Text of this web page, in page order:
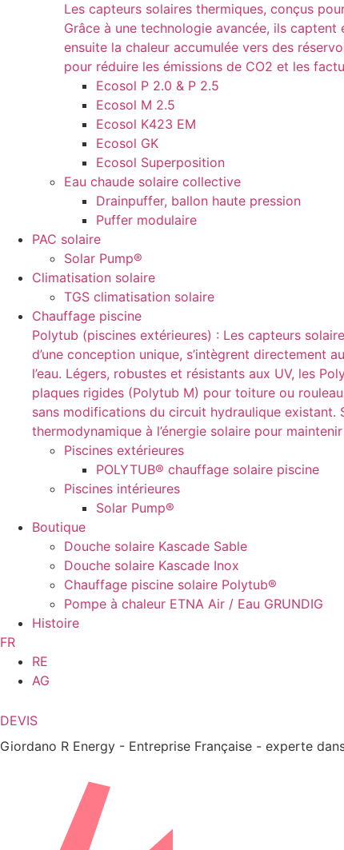
Les capteurs solaires thermiques, conçus
Grâce à une technologie avancée, ils
ensuite la chaleur accumulée vers des
pour réduire les émissions de CO2 et les
Ecosol P 2.0 & P 2.5
Ecosol M 2.5
Ecosol K423 EM
Ecosol GK
Ecosol Superposition
Eau chaude solaire collective
Drainpuffer, ballon haute pression
Puffer modulaire
PAC solaire
Solar Pump®
Climatisation solaire
TGS climatisation solaire
Chauffage piscine
Polytub (piscines extérieures) : Les capteurs
d’une conception unique, s’intègrent directement
l’eau. Légers, robustes et résistants aux UV, les
plaques rigides (Polytub M) pour toiture ou
sans modifications du circuit hydraulique existant.
thermodynamique à l’énergie solaire pour
Piscines extérieures
POLYTUB® chauffage solaire piscine
Piscines intérieures
Solar Pump®
Boutique
Douche solaire Kascade Sable
Douche solaire Kascade Inox
Chauffage piscine solaire Polytub®
Pompe à chaleur ETNA Air / Eau GRUNDIG
Histoire
FR
RE
AG
DEVIS
Giordano R Energy - Entreprise Française - experte